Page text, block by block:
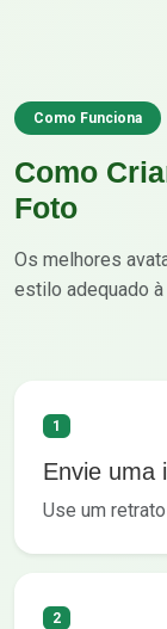
Como Funciona
Como
Foto
Os melhores
estilo adequado
1
Envie uma
Use um
2